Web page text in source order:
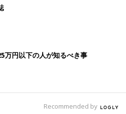
万円以下の人が知るべき事
Recommended by